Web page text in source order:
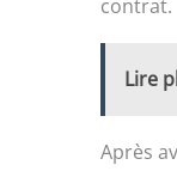
contrat.
Lire
Après